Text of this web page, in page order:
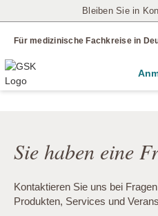
Bleiben Sie in
Für medizinische Fachkreise in
Sie haben eine
Kontaktieren Sie uns bei
Produkten, Services und